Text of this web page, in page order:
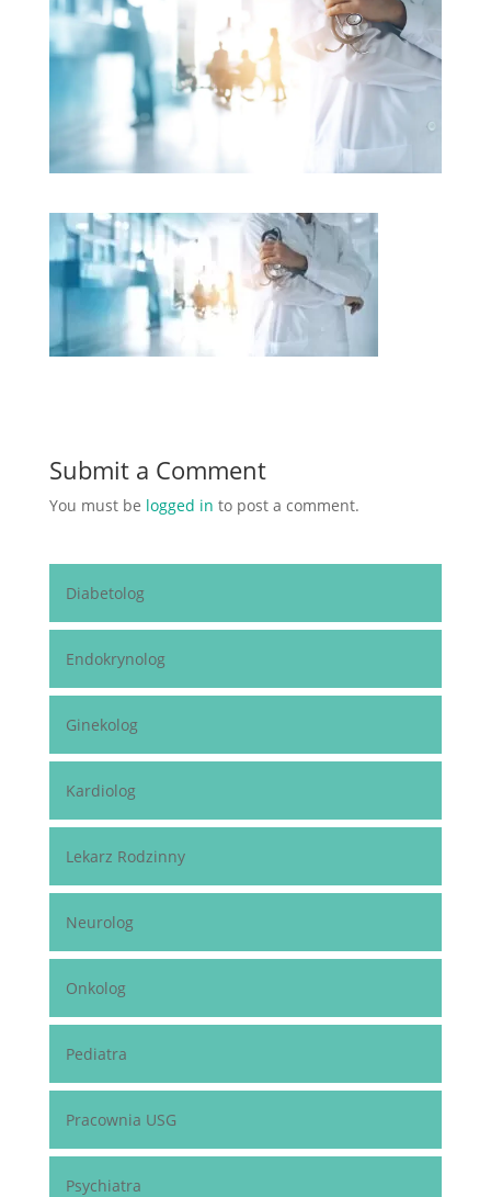
Submit a Comment
You must be logged in to post a comment.
Diabetolog
Endokrynolog
Ginekolog
Kardiolog
Lekarz Rodzinny
Neurolog
Onkolog
Pediatra
Pracownia USG
Psychiatra